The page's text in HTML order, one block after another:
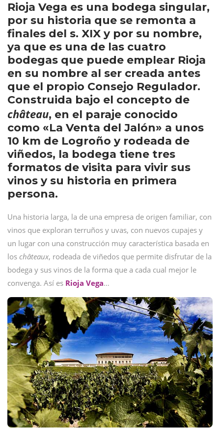
Rioja Vega es una bodega singular,
por su historia que se remonta a
finales del s. XIX y por su nombre,
ya que es una de las cuatro
bodegas que puede emplear Rioja
en su nombre al ser creada antes
que el propio Consejo Regulador.
Construida bajo el concepto de
château, en el paraje conocido
como «La Venta del Jalón» a unos
10 km de Logroño y rodeada de
viñedos, la bodega tiene tres
formatos de visita para vivir sus
vinos y su historia en primera
persona.
Una historia larga, la de una empresa de origen familiar, con
vinos que exploran terruños y uvas, con nuevos cupajes y
un lugar con una construcción muy característica basada en
los châteaux, rodeada de viñedos que permite disfrutar de la
bodega y sus vinos de la forma que a cada cual mejor le
convenga. Así es Rioja Vega…